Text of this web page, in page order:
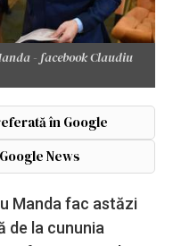
- facebook Claudiu
în Google
News
Manda fac astăzi
de la cununia